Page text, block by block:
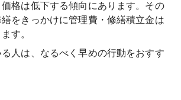
格は低下する傾向にあります。その
をきっかけに管理費・修繕積立金は
す。
人は、なるべく早めの行動をおすす